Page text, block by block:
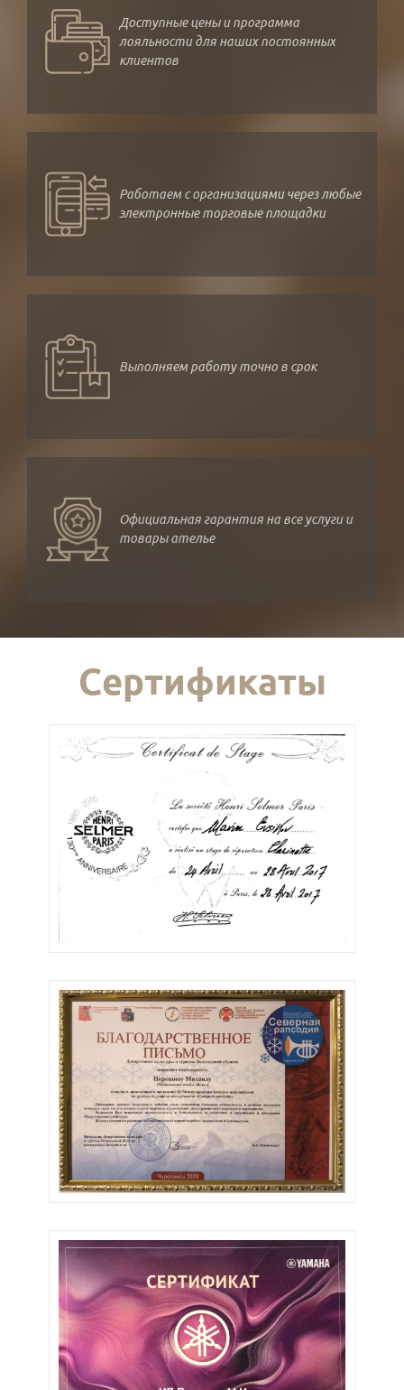
Доступные цены и программа
лояльности для наших постоянных
клиентов
Работаем с организациями через любые
электронные торговые площадки
Выполняем работу точно в срок
Официальная гарантия на все услуги и
товары ателье
Сертификаты